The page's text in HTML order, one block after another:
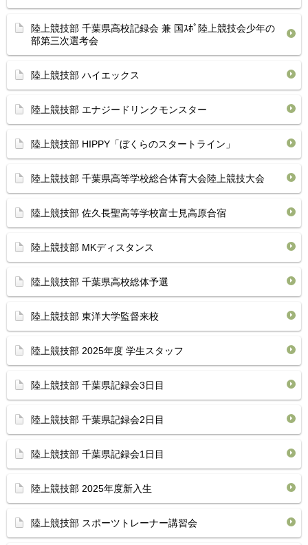
陸上競技部 千葉県高校記録会 兼 国ｽﾎﾟ陸上競技会少年の
部第三次選考会
陸上競技部 ハイエックス
陸上競技部 エナジードリンクモンスター
陸上競技部 HIPPY「ぼくらのスタートライン」
陸上競技部 千葉県高等学校総合体育大会陸上競技大会
陸上競技部 佐久長聖高等学校富士見高原合宿
陸上競技部 MKディスタンス
陸上競技部 千葉県高校総体予選
陸上競技部 東洋大学監督来校
陸上競技部 2025年度 学生スタッフ
陸上競技部 千葉県記録会3日目
陸上競技部 千葉県記録会2日目
陸上競技部 千葉県記録会1日目
陸上競技部 2025年度新入生
陸上競技部 スポーツトレーナー講習会